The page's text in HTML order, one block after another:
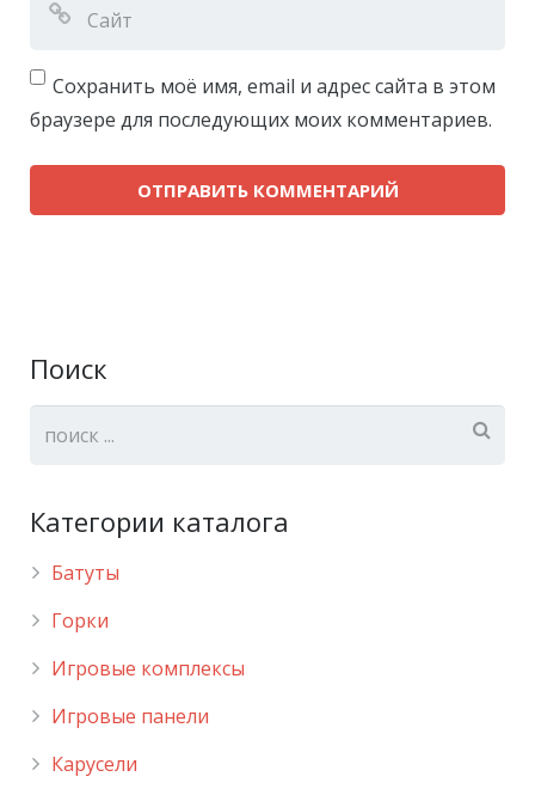
Сохранить моё имя, email и адрес сайта в этом
браузере для последующих моих комментариев.
Поиск
Категории каталога
Батуты
Горки
Игровые комплексы
Игровые панели
Карусели